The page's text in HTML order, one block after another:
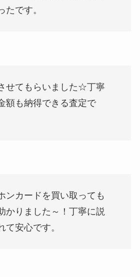
たです。
せてもらいました☆丁寧
額も納得できる査定で
ンカードを買い取っても
かりました～！丁寧に説
て安心です。